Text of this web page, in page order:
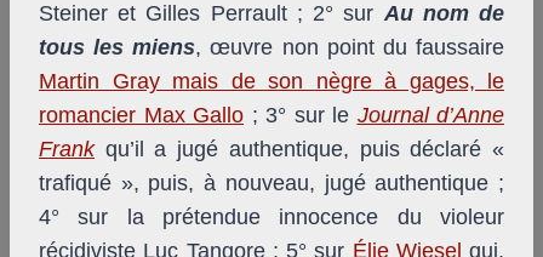
Steiner et Gilles Perrault ; 2° surAu nom de
tous les miens, œuvre non point du faussaire
Martin Gray mais de son nègre à gages, le
romancier Max Gallo ; 3° sur le Journal d’Anne
Frankqu’il a jugé authentique, puis déclaré «
trafiqué », puis, à nouveau, jugé authentique ;
4° sur la prétendue innocence du violeur
récidiviste Luc Tangore ; 5° sur Élie Wiesel qui,